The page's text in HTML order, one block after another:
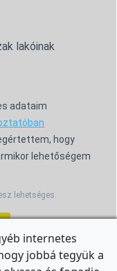
lakóinak
adataim
hogy
lehetőségem
lehetséges.
internetes
jobbá tegyük a